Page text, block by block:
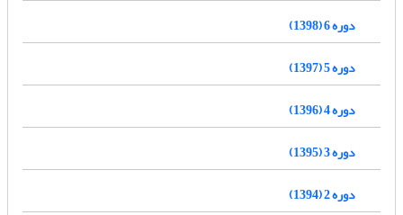
دوره 6 (1398)
دوره 5 (1397)
دوره 4 (1396)
دوره 3 (1395)
دوره 2 (1394)